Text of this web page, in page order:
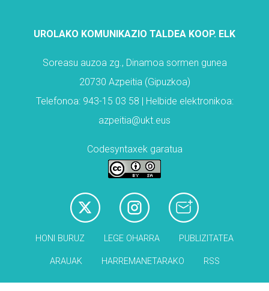
UROLAKO KOMUNIKAZIO TALDEA KOOP. ELK
Soreasu auzoa zg., Dinamoa sormen gunea
20730 Azpeitia (Gipuzkoa)
Telefonoa: 943-15 03 58 | Helbide elektronikoa:
azpeitia@ukt.eus
Codesyntaxek garatua
HONI BURUZ LEGE OHARRA PUBLIZITATEA
ARAUAK HARREMANETARAKO RSS